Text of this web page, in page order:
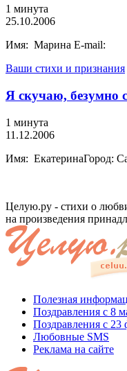
1 минута
25.10.2006
Имя: Марина E-mail:
Ваши стихи и признания
Я скучаю, безумно
1 минута
11.12.2006
Имя: ЕкатеринаГород:
Целую.ру - стихи о
на произведения
Полезная
Поздравления с 8
Поздравления с 23
Любовные SMS
Реклама на сайте